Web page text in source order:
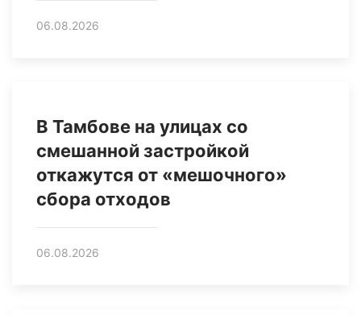
06.08.2026
В Тамбове на улицах со
смешанной застройкой
откажутся от «мешочного»
сбора отходов
06.08.2026